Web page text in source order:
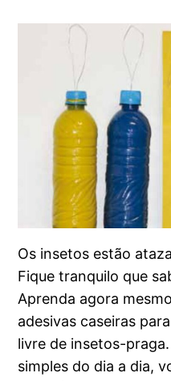
Os insetos estão
Fique tranquilo que
Aprenda agora
adesivas caseiras
livre de insetos-
simples do dia a dia,